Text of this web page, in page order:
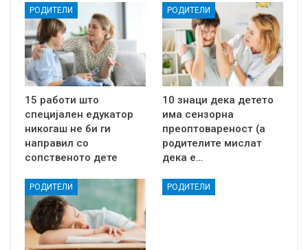
РОДИТЕЛИ
15 работи што
специјален едукатор
никогаш не би ги
направил со
сопственото дете
РОДИТЕЛИ
10 знаци дека детето
има сензорна
преоптовареност (а
родителите мислат
дека е…
РОДИТЕЛИ РОДИТЕЛИ